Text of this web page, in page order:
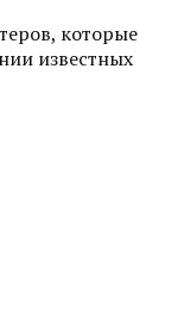
которые
известных